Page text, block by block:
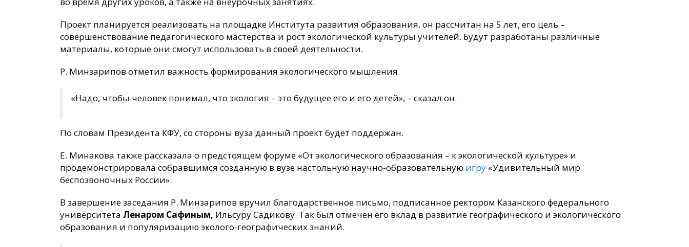
Проект планируется реализовать на площадке Института развития образования, он рассчитан на 5 лет, его цель –
совершенствование педагогического мастерства и рост экологической культуры учителей. Будут разработаны различные
материалы, которые они смогут использовать в своей деятельности.
Р. Минзарипов отметил важность формирования экологического мышления.
«Надо, чтобы человек понимал, что экология – это будущее его и его детей», – сказал он.
По словам Президента КФУ, со стороны вуза данный проект будет поддержан.
Е. Минакова также рассказала о предстоящем форуме «От экологического образования – к экологической культуре» и
продемонстрировала собравшимся созданную в вузе настольную научно-образовательную игру «Удивительный мир
беспозвоночных России».
В завершение заседания Р. Минзарипов вручил благодарственное письмо, подписанное ректором Казанского федерального
университета Ленаром Сафиным, Ильсуру Садикову. Так был отмечен его вклад в развитие географического и экологического
образования и популяризацию эколого-географических знаний.